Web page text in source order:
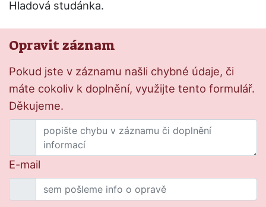
Hladová studánka.
Opravit záznam
Pokud jste v záznamu našli chybné údaje, či
máte cokoliv k doplnění, využijte tento formulář.
Děkujeme.
E-mail